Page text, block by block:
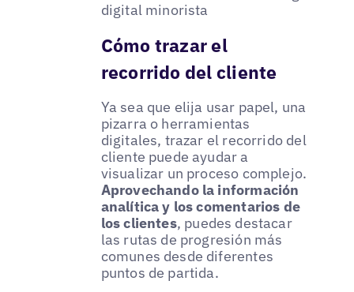
digital minorista
Cómo trazar el
recorrido del cliente
Ya sea que elija usar papel, una
pizarra o herramientas
digitales, trazar el recorrido del
cliente puede ayudar a
visualizar un proceso complejo.
Aprovechando la información
analítica y los comentarios de
los clientes, puedes destacar
las rutas de progresión más
comunes desde diferentes
puntos de partida.